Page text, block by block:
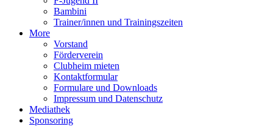
Bambini
Trainer/innen und Trainingszeiten
More
Vorstand
Förderverein
Clubheim mieten
Kontaktformular
Formulare und Downloads
Impressum und Datenschutz
Mediathek
Sponsoring